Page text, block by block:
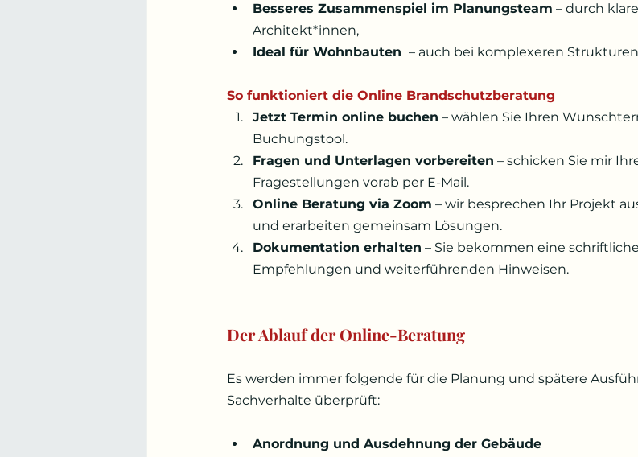
Besseres Zusammenspiel im Planungsteam – durch
Architekt*innen,
Ideal für Wohnbauten – auch bei komplexeren Strukturen
So funktioniert die Online Brandschutzberatung
Jetzt Termin online buchen – wählen Sie Ihren
Buchungstool.
Fragen und Unterlagen vorbereiten – schicken Sie mir
Fragestellungen vorab per E-Mail.
Online Beratung via Zoom – wir besprechen Ihr Projekt
und erarbeiten gemeinsam Lösungen.
Dokumentation erhalten – Sie bekommen eine
Empfehlungen und weiterführenden Hinweisen.
Der Ablauf der Online-Beratung
Es werden immer folgende für die Planung und spätere
Sachverhalte überprüft:
Anordnung und Ausdehnung der Gebäude